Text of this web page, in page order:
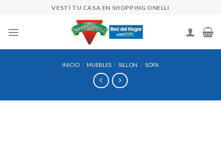
content
VESTÍ TU CASA EN SHOPPING ONELLI
INICIO / MUEBLES / SILLON / SOFA